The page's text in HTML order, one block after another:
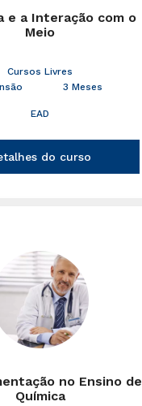
e a Interação com o
Meio
Cursos Livres
3 Meses
EAD
do curso
no Ensino de
Química